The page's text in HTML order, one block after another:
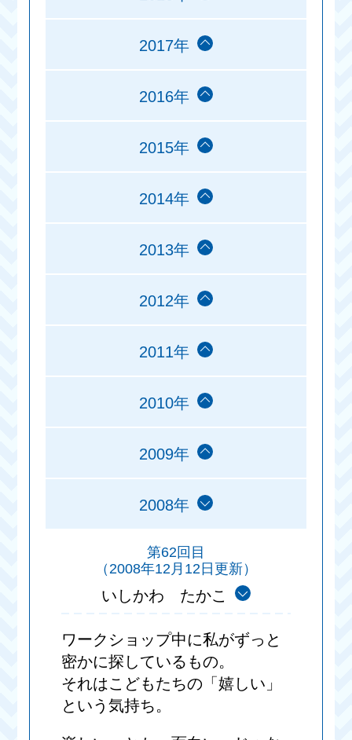
2017年
2016年
2015年
2014年
2013年
2012年
2011年
2010年
2009年
2008年
第62回目
（2008年12月12日更新）
いしかわ たかこ
ワークショップ中に私がずっと
密かに探しているもの。
それはこどもたちの「嬉しい」
という気持ち。